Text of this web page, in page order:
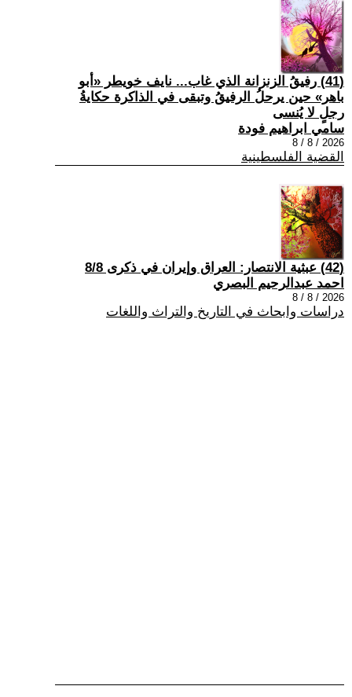
(41) رفيقُ الزنزانة الذي غاب... نايف خويطر «أبو
باهر» حين يرحلُ الرفيقُ وتبقى في الذاكرة حكايةُ
رجلٍ لا يُنسى
سامي ابراهيم فودة
2026 / 8 / 8
القضية الفلسطينية
(42) عبثية الانتصار: العراق وإيران في ذكرى 8/8
احمد عبدالرحيم البصري
2026 / 8 / 8
دراسات وابحاث في التاريخ والتراث واللغات